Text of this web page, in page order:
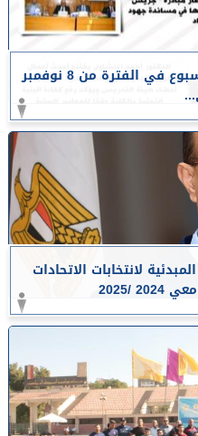
أبرز أخبار جامعة أسيوط خلال أسبوع في الفترة من 8 نوفمبر
لانتخابات الاتحادات
/2025